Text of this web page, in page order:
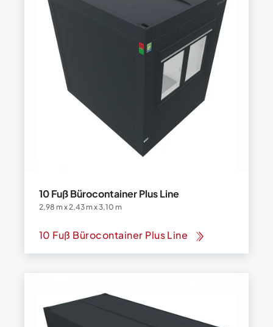
10 Fuß Bürocontainer Plus Line
2,98 m x 2,43 m x 3,10 m
10 Fuß Bürocontainer Plus Line